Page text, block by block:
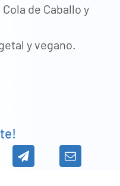
de Caballo y
y vegano.